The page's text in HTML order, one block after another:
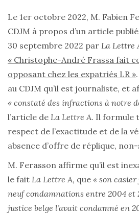
Le 1er octobre 2022, M. Fabien
CDJM à propos d’un article
30 septembre 2022 par La Lettre
« Christophe-André Frassa fait
opposant chez les expatriés LR »
au CDJM qu’il est journaliste, et
« constaté des infractions à notre
l’article de La Lettre A. Il formule
respect de l’exactitude et de la
absence d’offre de réplique,
M. Ferasson affirme qu’il est
le fait La Lettre A, que « son
neuf condamnations entre 2004 et
justice belge l’avait condamné en